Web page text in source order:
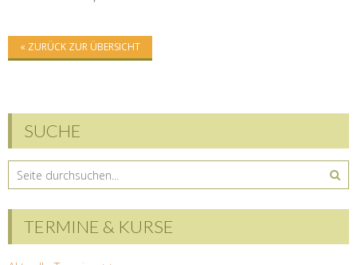
« ZURÜCK ZUR ÜBERSICHT
SUCHE
TERMINE & KURSE